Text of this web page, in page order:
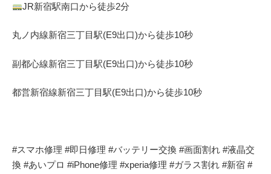
JR新宿駅南口から徒歩2分
丸ノ内線新宿三丁目駅(E9出口)から徒歩10秒
副都心線新宿三丁目駅(E9出口)から徒歩10秒
都営新宿線新宿三丁目駅(E9出口)から徒歩10秒
#スマホ修理 #即日修理 #バッテリー交換 #画面割れ #液晶交
換 #あいプロ #iPhone修理 #xperia修理 #ガラス割れ #新宿 #